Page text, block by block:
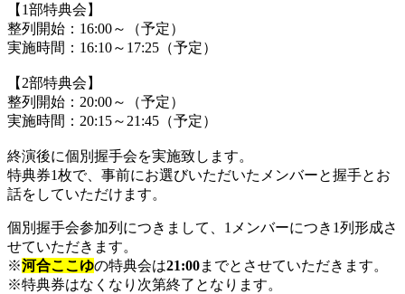
【1部特典会】
整列開始：16:00～（予定）
実施時間：16:10～17:25（予定）
【2部特典会】
整列開始：20:00～（予定）
実施時間：20:15～21:45（予定）
終演後に個別握手会を実施致します。
特典券1枚で、事前にお選びいただいたメンバーと握手とお
話をしていただけます。
個別握手会参加列につきまして、1メンバーにつき1列形成さ
せていただきます。
※河合ここゆの特典会は21:00までとさせていただきます。
※特典券はなくなり次第終了となります。